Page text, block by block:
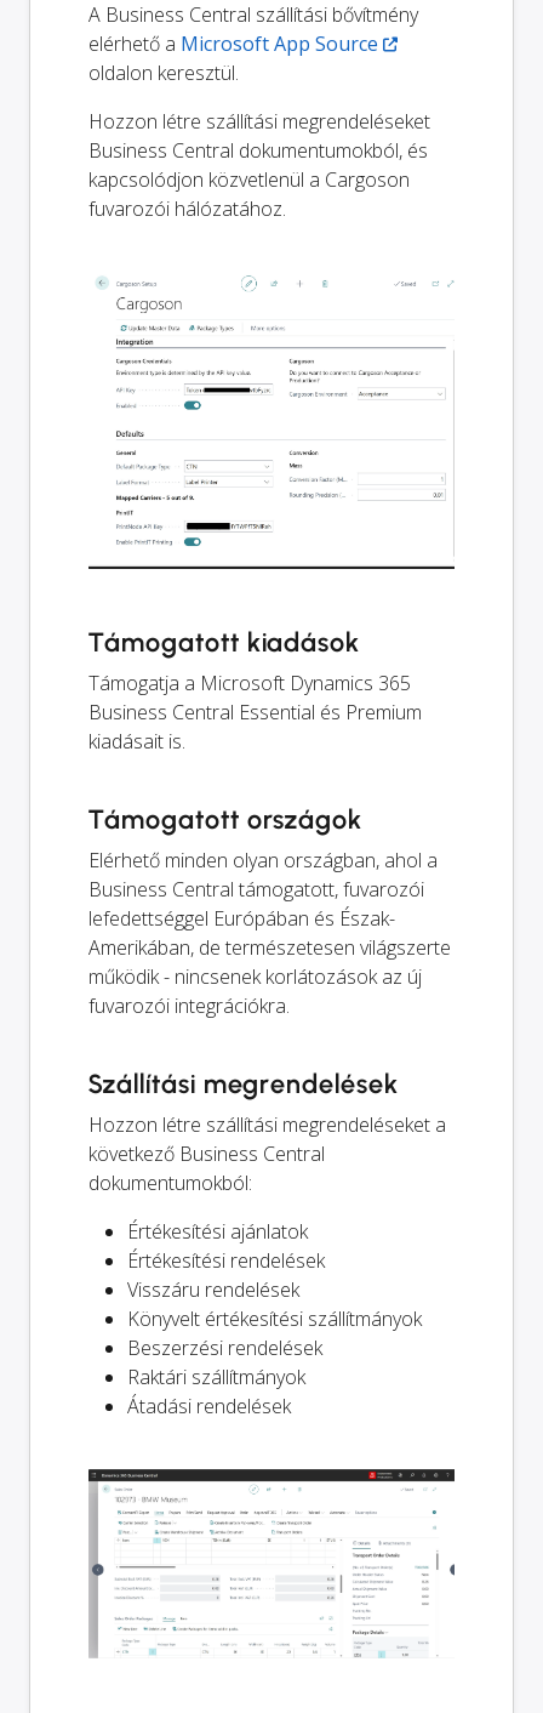
A Business Central szállítási bővítmény
elérhető a Microsoft App Source
oldalon keresztül.
Hozzon létre szállítási megrendeléseket
Business Central dokumentumokból, és
kapcsolódjon közvetlenül a Cargoson
fuvarozói hálózatához.
Támogatott kiadások
Támogatja a Microsoft Dynamics 365
Business Central Essential és Premium
kiadásait is.
Támogatott országok
Elérhető minden olyan országban, ahol a
Business Central támogatott, fuvarozói
lefedettséggel Európában és Észak-
Amerikában, de természetesen világszerte
működik - nincsenek korlátozások az új
fuvarozói integrációkra.
Szállítási megrendelések
Hozzon létre szállítási megrendeléseket a
következő Business Central
dokumentumokból:
Értékesítési ajánlatok
Értékesítési rendelések
Visszáru rendelések
Könyvelt értékesítési szállítmányok
Beszerzési rendelések
Raktári szállítmányok
Átadási rendelések